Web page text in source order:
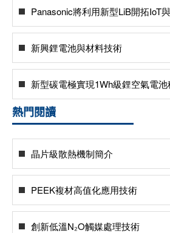
Panasonic將利用新型LiB開拓IoT
新興鋰電池與材料技術
新型碳電極實現1Wh級鋰空氣電
熱門閱讀
晶片級散熱機制簡介
PEEK複材高值化應用技術
創新低溫N₂O觸媒處理技術